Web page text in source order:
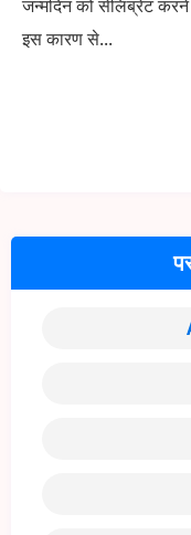
जन्मदिन को सेलिब्रेट
इस कारण से...